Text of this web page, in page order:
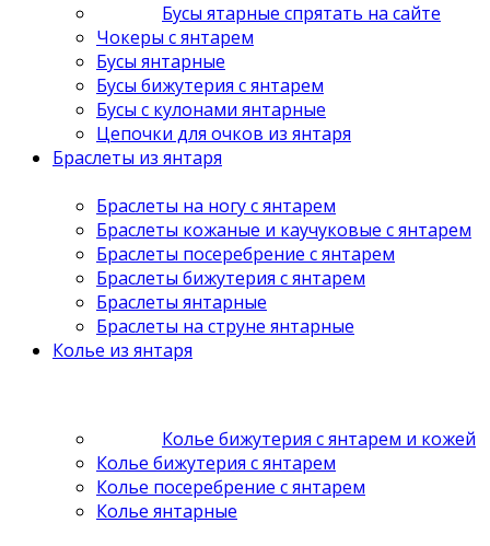
Бусы ятарные спрятать на сайте
Чокеры с янтарем
Бусы янтарные
Бусы бижутерия с янтарем
Бусы с кулонами янтарные
Цепочки для очков из янтаря
Браслеты из янтаря
Браслеты на ногу с янтарем
Браслеты кожаные и каучуковые с янтарем
Браслеты посеребрение с янтарем
Браслеты бижутерия с янтарем
Браслеты янтарные
Браслеты на струне янтарные
Колье из янтаря
Колье бижутерия с янтарем и кожей
Колье бижутерия с янтарем
Колье посеребрение с янтарем
Колье янтарные